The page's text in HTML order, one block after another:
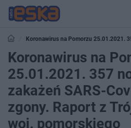
Koronawirus na Pomorzu 25.01.2021.
i tylko 4 zgony. Raport z Trójmiasta i woj.
Koronawirus na
25.01.2021. 357
zakażeń SARS-
zgony. Raport z
woj. pomorskiego